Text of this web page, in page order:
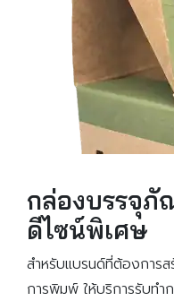
กล่องบรรจุ
ดีไซน์พิเศษ
สำหรับแบรนด์ที่ต้องการ
การพิมพ์ ให้บริการรับทํ